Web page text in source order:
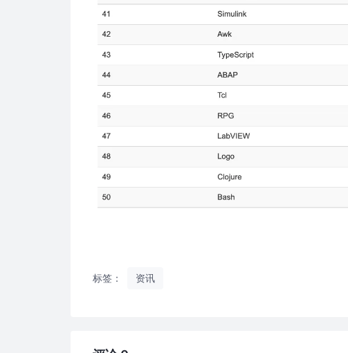
标签： 资讯